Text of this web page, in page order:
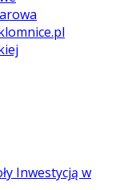
Inwestycją w